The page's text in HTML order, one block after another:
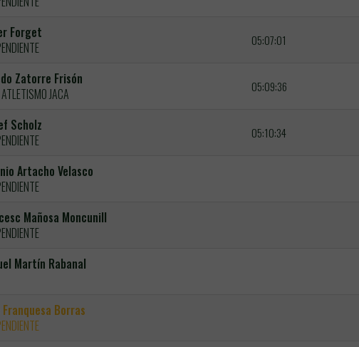
Forget
05:07:01
Zatorre Frisón
JACA
05:09:36
Scholz
05:10:34
Artacho Velasco
Mañosa Moncunill
Martín Rabanal
Borras